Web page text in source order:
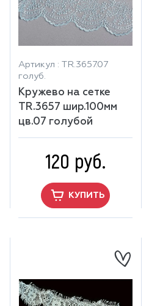
Артикул : TR.3657.07
голуб.
Кружево на сетке
TR.3657 шир.100мм
цв.07 голубой
120 руб.
КУПИТЬ